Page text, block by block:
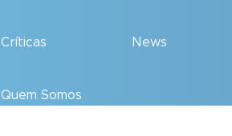
Críticas News
Quem Somos